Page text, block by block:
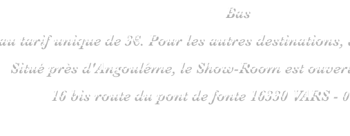
Bas
au tarif unique de 3€. Pour les autres destinations,
Situé près d'Angoulême, le Show-Room est
16 bis route du pont de fonte 16330 VARS -